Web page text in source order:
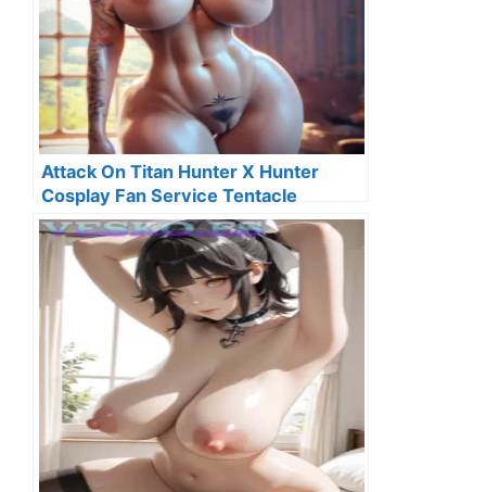
Attack On Titan Hunter X Hunter
Cosplay Fan Service Tentacle